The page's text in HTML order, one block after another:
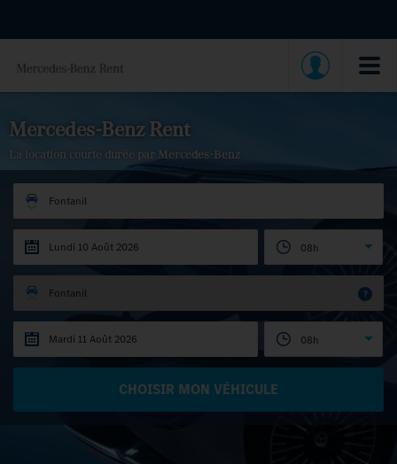
Mercedes-Benz Rent
La location courte durée par Mercedes-Benz
Fontanil
08h
Fontanil ?
08h
CHOISIR MON VÉHICULE